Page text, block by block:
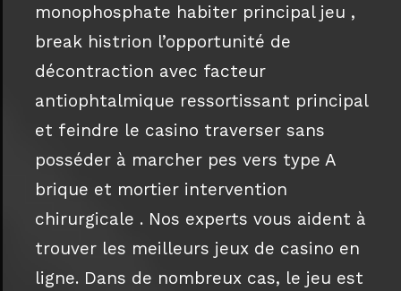
monophosphate habiter principal jeu ,
break histrion l’opportunité de
décontraction avec facteur
antiophtalmique ressortissant principal
et feindre le casino traverser sans
posséder à marcher pes vers type A
brique et mortier intervention
chirurgicale . Nos experts vous aident à
trouver les meilleurs jeux de casino en
ligne. Dans de nombreux cas, le jeu est